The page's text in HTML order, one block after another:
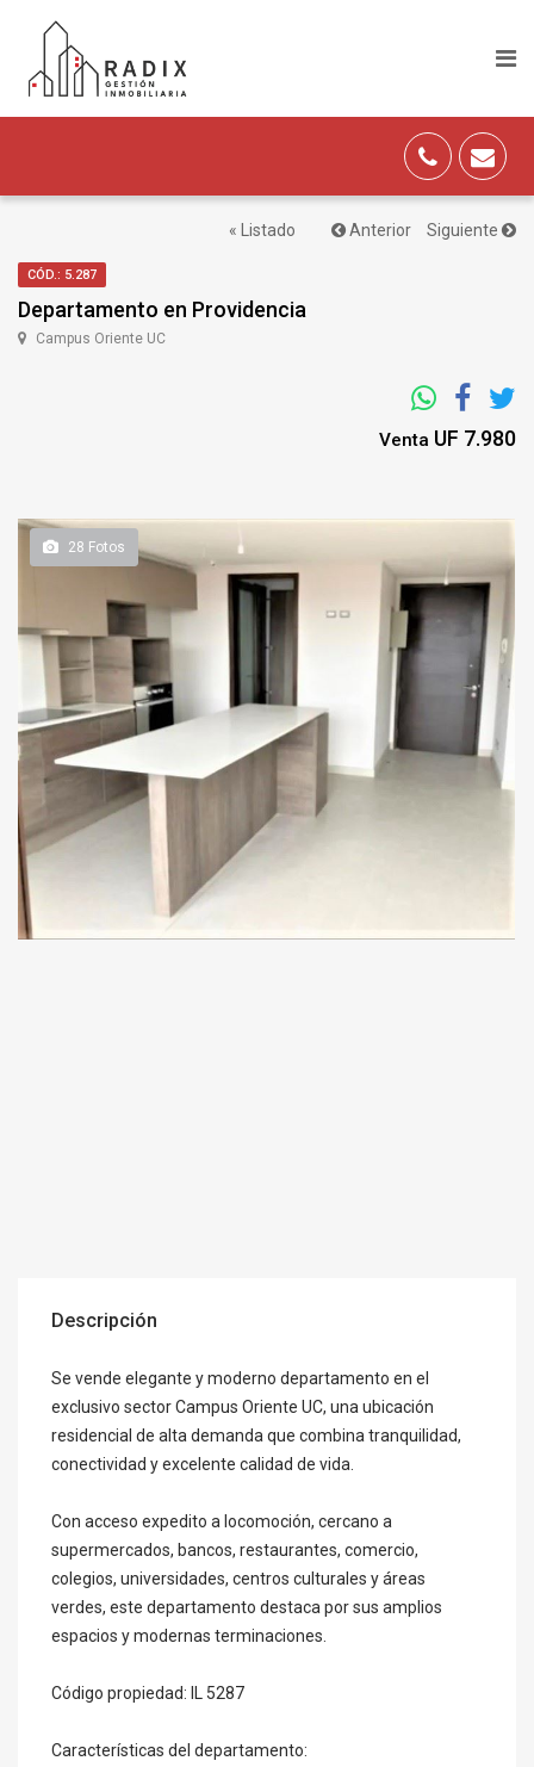
« Listado Anterior Siguiente
CÓD.: 5.287
Departamento en Providencia
Campus Oriente UC
Venta UF 7.980
28 Fotos
Descripción
Se vende elegante y moderno departamento en el
exclusivo sector Campus Oriente UC, una ubicación
residencial de alta demanda que combina tranquilidad,
conectividad y excelente calidad de vida.
Con acceso expedito a locomoción, cercano a
supermercados, bancos, restaurantes, comercio,
colegios, universidades, centros culturales y áreas
verdes, este departamento destaca por sus amplios
espacios y modernas terminaciones.
Código propiedad: IL 5287
Características del departamento: